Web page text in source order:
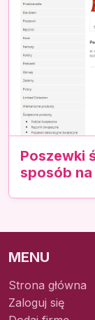
Poszewki
sposób
MENU
Strona główna
Zaloguj się